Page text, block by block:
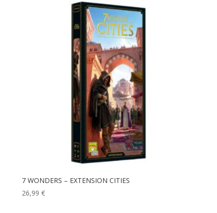
7 WONDERS – EXTENSION CITIES
26,99 €